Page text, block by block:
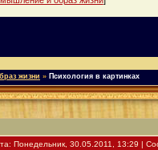
жизни » Психология в картинках
Понедельник, 30.05.2011, 13:29 |